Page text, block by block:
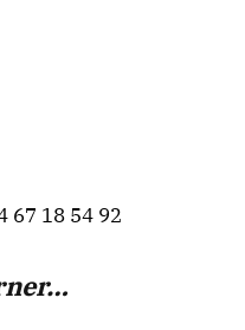
67 18 54 92